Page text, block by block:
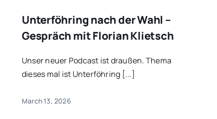
Unterföhring nach der Wahl –
Gespräch mit Florian Klietsch
Unser neuer Podcast ist draußen. Thema
dieses mal ist Unterföhring [...]
March 13, 2026